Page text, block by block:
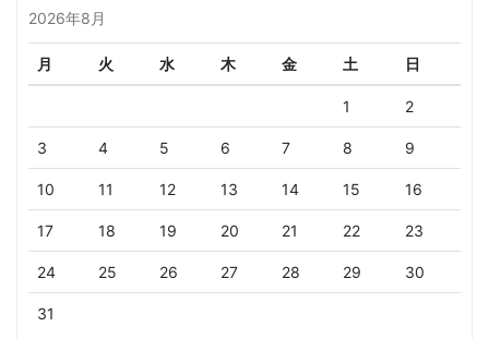
2026年8月
月 火 水 木 金 土 日
1 2
3 4 5 6 7 8 9
10 11 12 13 14 15 16
17 18 19 20 21 22 23
24 25 26 27 28 29 30
31